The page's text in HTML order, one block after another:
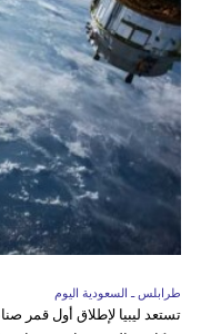
طرابلس ـ السعودية اليوم
تستعد ليبيا لإطلاق أول قمر